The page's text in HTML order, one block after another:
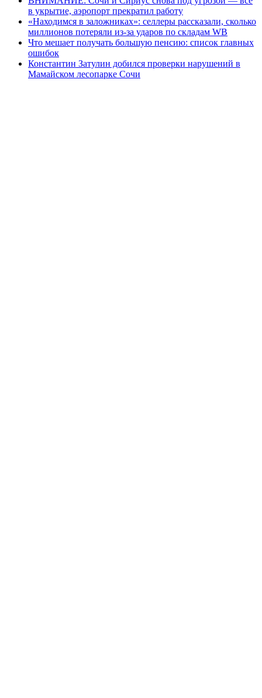
в укрытие, аэропорт прекратил работу
«Находимся в заложниках»: селлеры рассказали, сколько
миллионов потеряли из-за ударов по складам WB
Что мешает получать большую пенсию: список главных
ошибок
Константин Затулин добился проверки нарушений в
Мамайском лесопарке Сочи